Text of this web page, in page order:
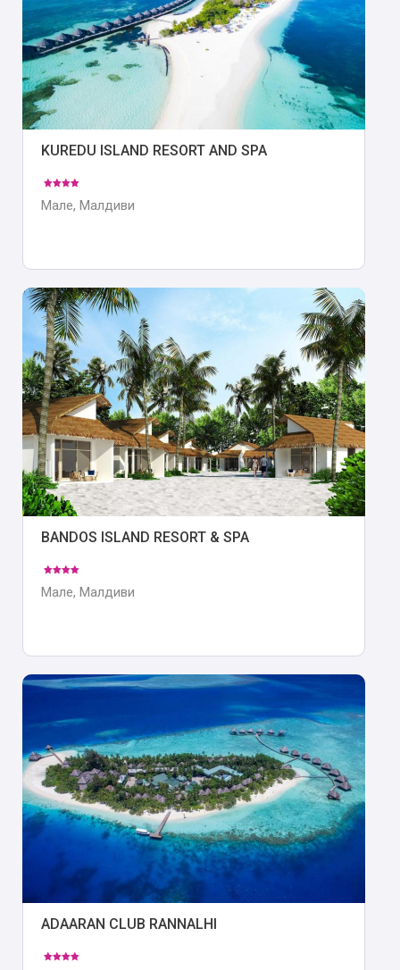
KUREDU ISLAND RESORT AND SPA
Мале, Малдиви
BANDOS ISLAND RESORT & SPA
Мале, Малдиви
ADAARAN CLUB RANNALHI